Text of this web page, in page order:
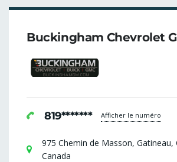
Buckingham Chevrolet
819******* Afficher le numéro
975 Chemin de Masson, Gatineau,
Canada